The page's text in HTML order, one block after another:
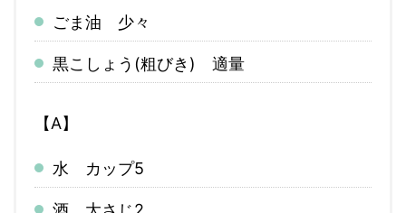
ごま油 少々
黒こしょう(粗びき) 適量
【A】
水 カップ5